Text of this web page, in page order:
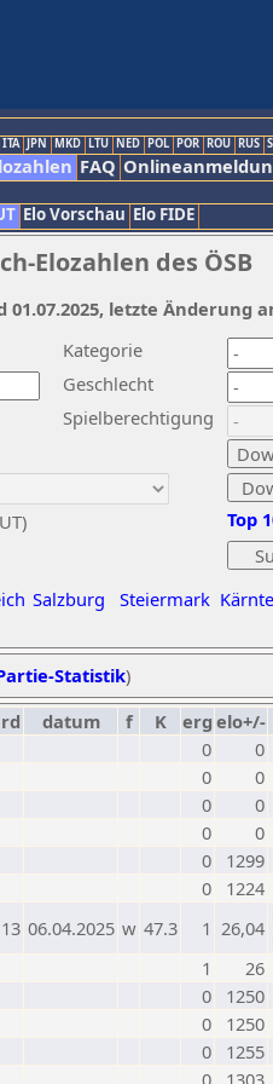
ITA JPN MKD LTU NED POL POR ROU RUS
FAQ
Elo Vorschau Elo FIDE
Elozahlen des ÖSB
Kategorie
Geschlecht
Spielberechtigung
Salzburg Steiermark
Top
01.07.2025, letzte Änderung
Statistik)
rd datum f K erg elo+/-
0
0
0
0
0
0
0
0
0
1299
0
1224
13 06.04.2025 w 47.3 1 26,04
1
26
0
1250
0
1250
0
1255
0 1303